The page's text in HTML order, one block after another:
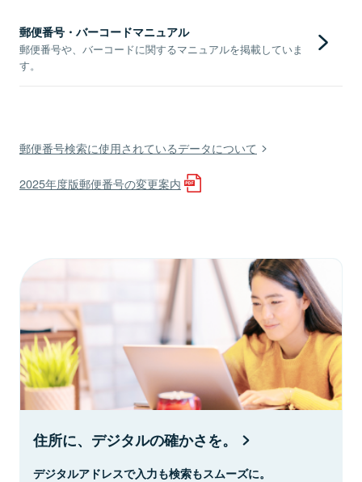
郵便番号・バーコードマニュアル
郵便番号や、バーコードに関するマニュアルを掲載していま
す。
郵便番号検索に使用されているデータについて
2025年度版郵便番号の変更案内
住所に、デジタルの確かさを。
デジタルアドレスで入力も検索もスムーズに。